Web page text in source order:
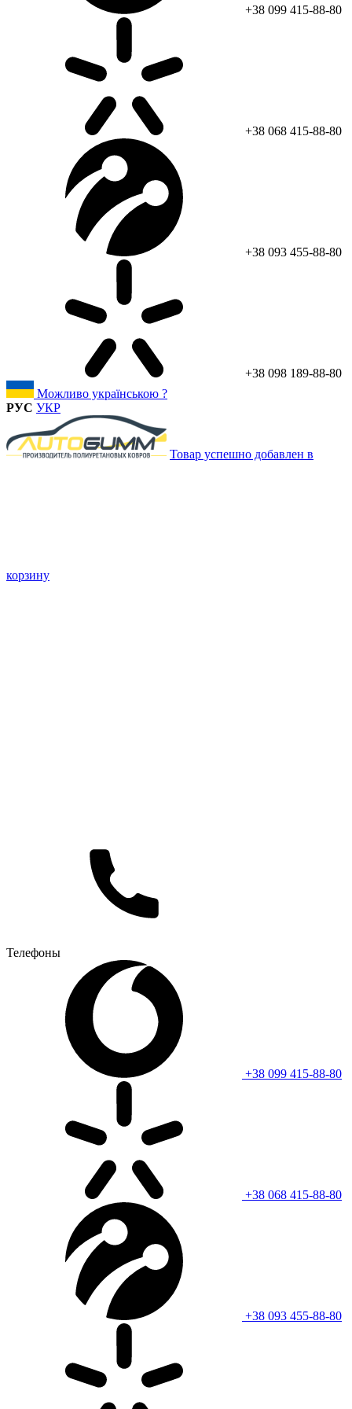
+38 099 415-88-80
+38 068 415-88-80
+38 093 455-88-80
+38 098 189-88-80
Можливо українською ?
РУС УКР
Товар успешно добавлен в
корзину
Телефоны
+38 099 415-88-80
+38 068 415-88-80
+38 093 455-88-80